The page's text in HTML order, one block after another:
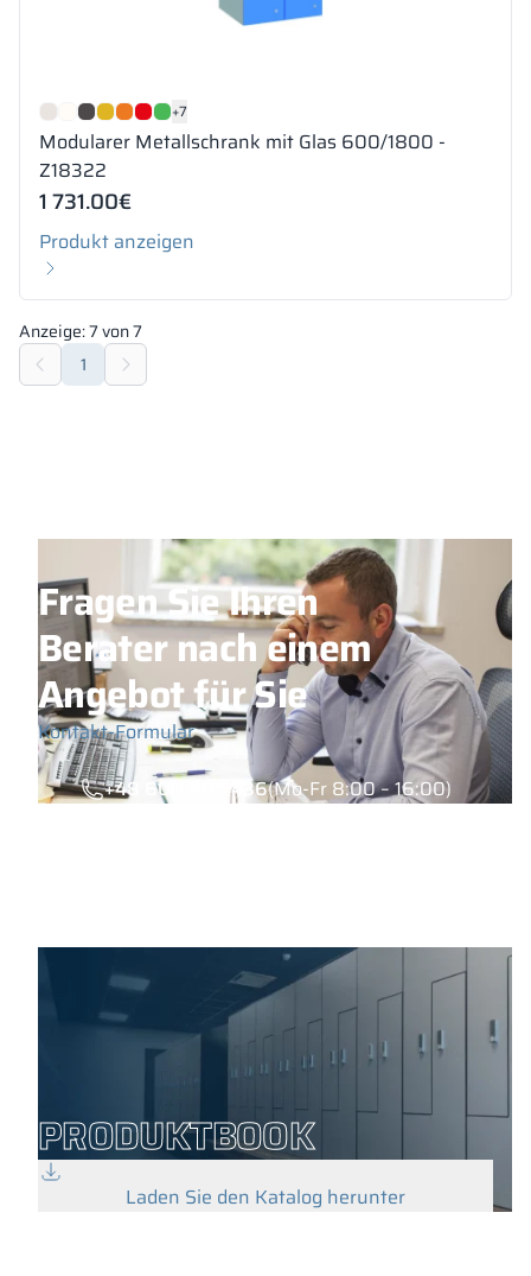
+7
Modularer Metallschrank mit Glas 600/1800 -
Z18322
1 731.00€
Produkt anzeigen
Anzeige:7von7
1
Fragen Sie Ihren
Berater nach einem
Angebot für Sie
Kontakt-Formular
+48 600 985 436(Mo-Fr 8:00 – 16:00)
PRODUKTBOOK
Laden Sie den Katalog herunter